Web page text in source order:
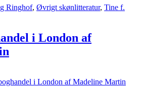
Ringhof, Øvrigt skønlitteratur, Tine f.
i London af